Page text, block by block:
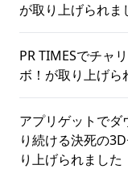
が取り上げられま
PR TIMESでチャ
ボ！が取り上げら
アプリゲットで
り続ける決死の
り上げられました